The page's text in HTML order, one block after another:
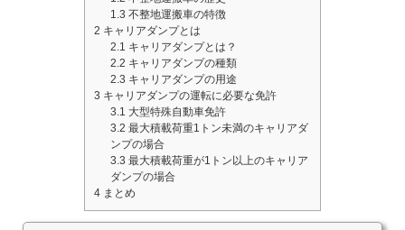
1.3 不整地運搬車の特徴
2 キャリアダンプとは
2.1 キャリアダンプとは？
2.2 キャリアダンプの種類
2.3 キャリアダンプの用途
3 キャリアダンプの運転に必要な免許
3.1 大型特殊自動車免許
3.2 最大積載荷重1トン未満のキャリアダ
ンプの場合
3.3 最大積載荷重が1トン以上のキャリア
ダンプの場合
4 まとめ